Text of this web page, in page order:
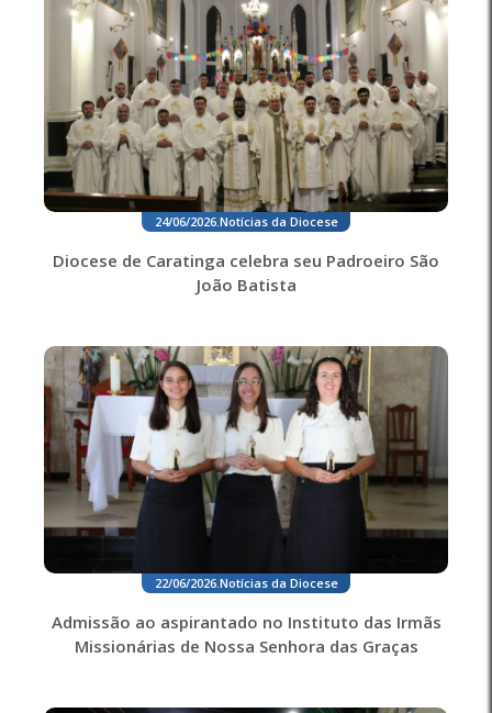
24/06/2026. Notícias da Diocese
Diocese de Caratinga celebra seu Padroeiro São
João Batista
22/06/2026. Notícias da Diocese
Admissão ao aspirantado no Instituto das Irmãs
Missionárias de Nossa Senhora das Graças